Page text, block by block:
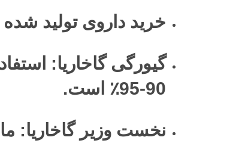
خرید داروی تولید شده
90-95٪ است.
نخست وزیر گاخاریا: